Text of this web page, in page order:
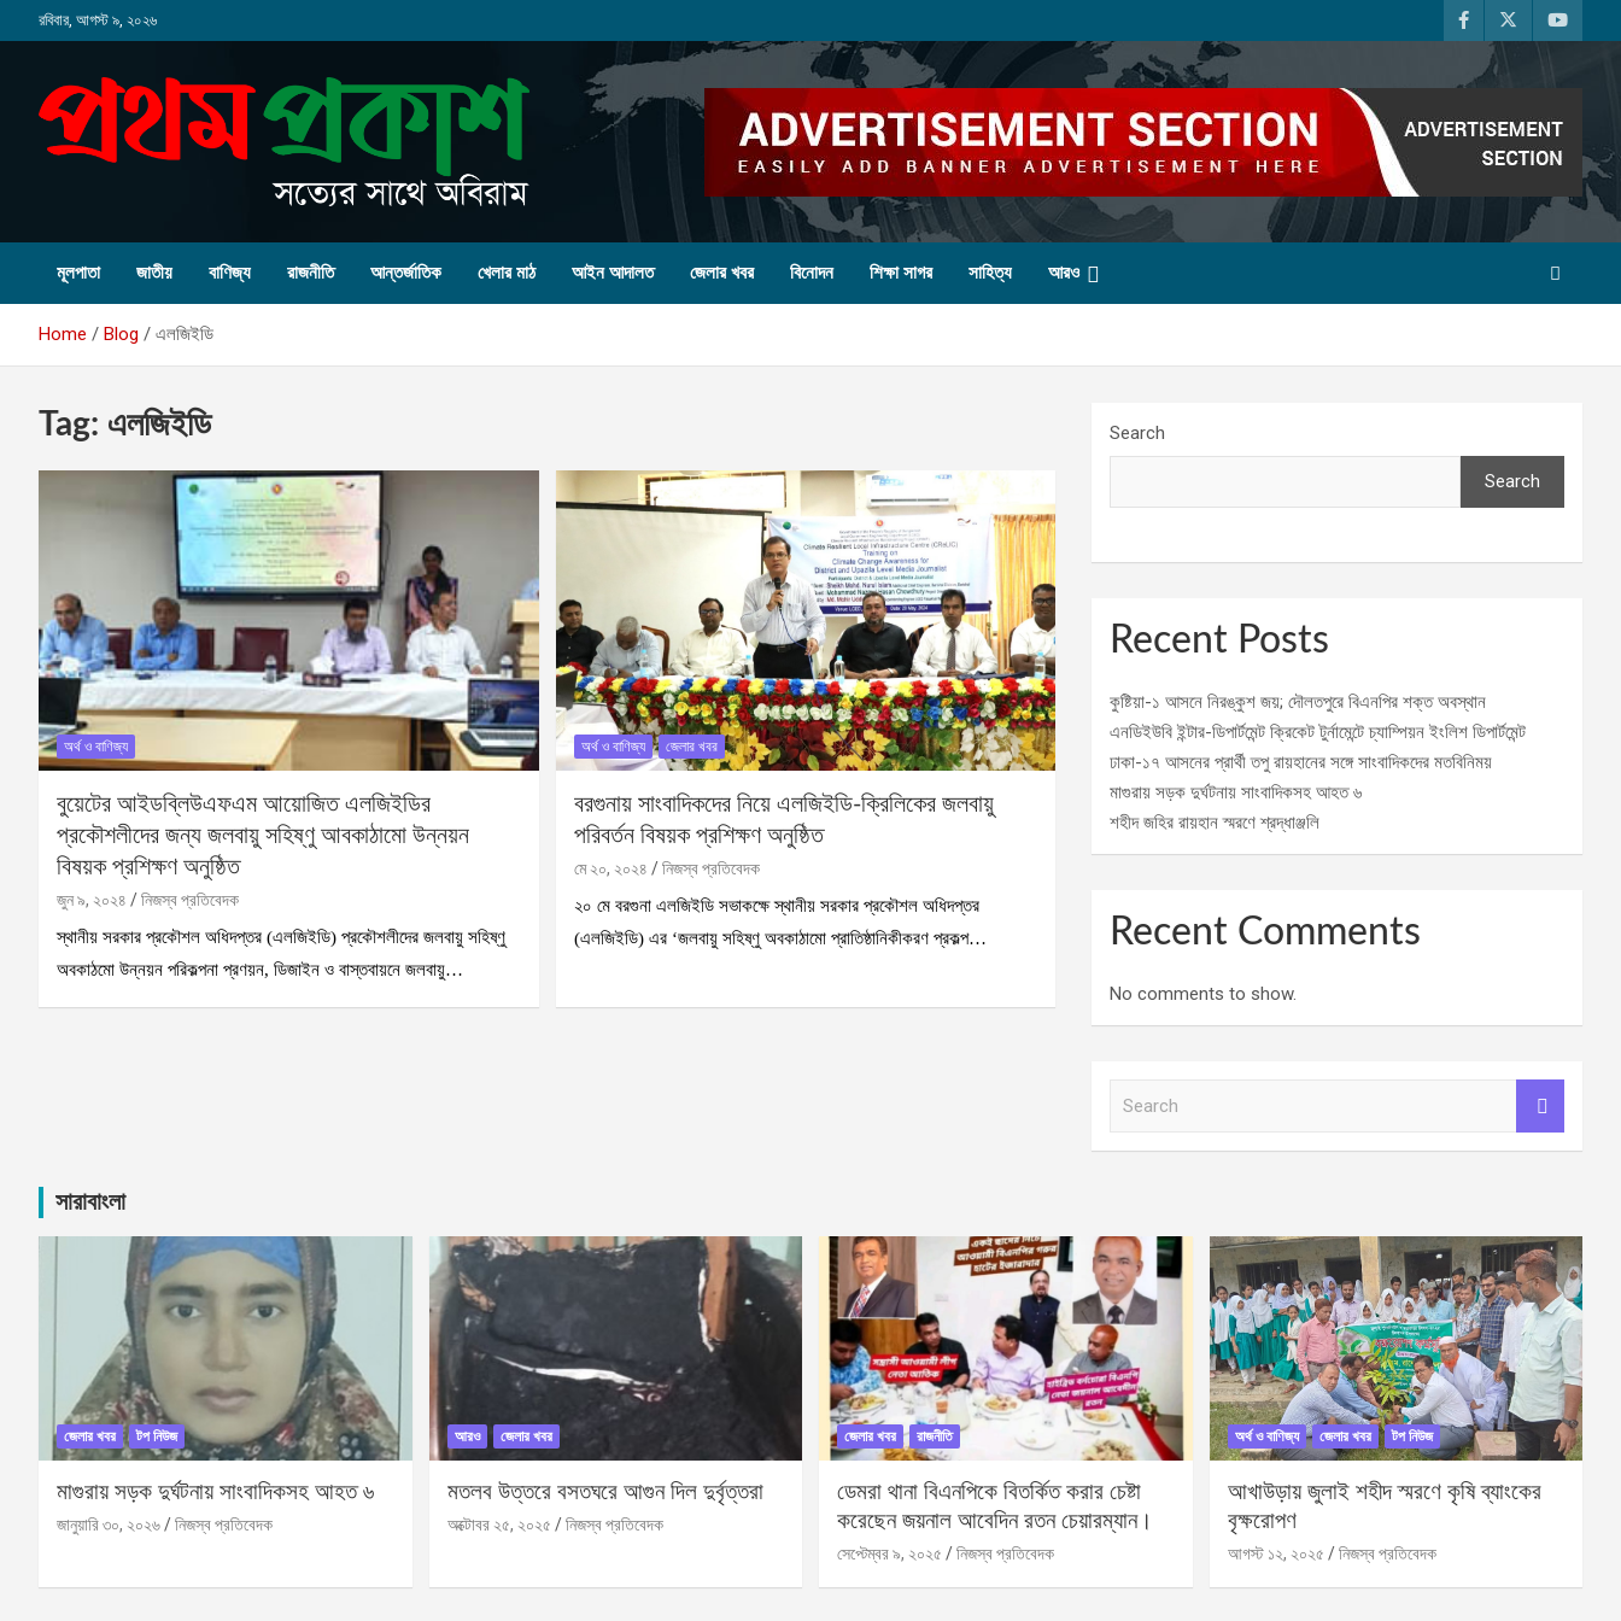
to
রবিবার, আগস্ট ৯, ২০২৬
মূলপাতা জাতীয় বাণিজ্য রাজনীতি আন্তর্জাতিক খেলার মাঠ আইন আদালত জেলার খবর বিনোদন শিক্ষা সাগর সাহিত্য আরও
Home Blog এলজিইডি
Tag: এলজিইডি
অর্থ ও বাণিজ্য
বুয়েটের আইডব্লিউএফএম আয়োজিত এলজিইডির
প্রকৌশলীদের জন্য জলবায়ু সহিষ্ণু আবকাঠামো উন্নয়ন
বিষয়ক প্রশিক্ষণ অনুষ্ঠিত
জুন ৯, ২০২৪
নিজস্ব প্রতিবেদক
স্থানীয় সরকার প্রকৌশল অধিদপ্তর (এলজিইডি) প্রকৌশলীদের জলবায়ু সহিষ্ণু
অবকাঠমো উন্নয়ন পরিকল্পনা প্রণয়ন, ডিজাইন ও বাস্তবায়নে জলবায়ু…
অর্থ ও বাণিজ্য জেলার খবর
বরগুনায় সাংবাদিকদের নিয়ে এলজিইডি-ক্রিলিকের জলবায়ু
পরিবর্তন বিষয়ক প্রশিক্ষণ অনুষ্ঠিত
মে ২০, ২০২৪
নিজস্ব প্রতিবেদক
২০ মে বরগুনা এলজিইডি সভাকক্ষে স্থানীয় সরকার প্রকৌশল অধিদপ্তর
(এলজিইডি) এর ‘জলবায়ু সহিষ্ণু অবকাঠামো প্রাতিষ্ঠানিকীকরণ প্রকল্প…
Search
Search
Recent Posts
কুষ্টিয়া-১ আসনে নিরঙ্কুশ জয়; দৌলতপুরে বিএনপির শক্ত অবস্থান
এনডিইউবি ইন্টার-ডিপার্টমেন্ট ক্রিকেট টুর্নামেন্টে চ্যাম্পিয়ন ইংলিশ ডিপার্টমেন্ট
ঢাকা-১৭ আসনের প্রার্থী তপু রায়হানের সঙ্গে সাংবাদিকদের মতবিনিময়
মাগুরায় সড়ক দুর্ঘটনায় সাংবাদিকসহ আহত ৬
শহীদ জহির রায়হান স্মরণে শ্রদ্ধাঞ্জলি
Recent Comments
No comments to show.
সারাবাংলা
জেলার খবর টপ নিউজ
মাগুরায় সড়ক দুর্ঘটনায় সাংবাদিকসহ আহত ৬
জানুয়ারি ৩০, ২০২৬ নিজস্ব প্রতিবেদক
আরও জেলার খবর
মতলব উত্তরে বসতঘরে আগুন দিল দুর্বৃত্তরা
অক্টোবর ২৫, ২০২৫ নিজস্ব প্রতিবেদক
জেলার খবর রাজনীতি
ডেমরা থানা বিএনপিকে বিতর্কিত করার চেষ্টা
করেছেন জয়নাল আবেদিন রতন চেয়ারম্যান।
সেপ্টেম্বর ৯, ২০২৫ নিজস্ব প্রতিবেদক
অর্থ ও বাণিজ্য জেলার খবর টপ নিউজ
আখাউড়ায় জুলাই শহীদ স্মরণে কৃষি ব্যাংকের
বৃক্ষরোপণ
আগস্ট ১২, ২০২৫ নিজস্ব প্রতিবেদক